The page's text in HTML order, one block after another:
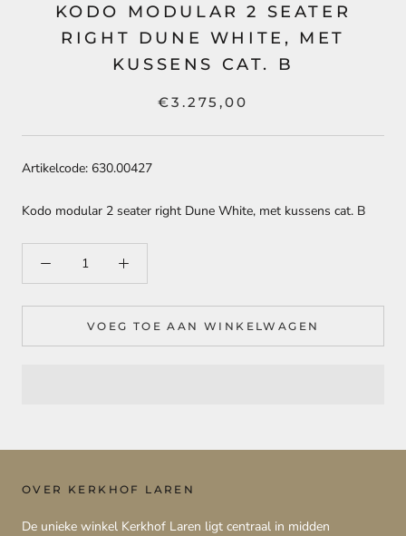
KODO MODULAR 2 SEATER
RIGHT DUNE WHITE, MET
KUSSENS CAT. B
€3.275,00
Artikelcode: 630.00427
Kodo modular 2 seater right Dune White, met kussens cat. B
VOEG TOE AAN WINKELWAGEN
OVER KERKHOF LAREN
De unieke winkel Kerkhof Laren ligt centraal in midden